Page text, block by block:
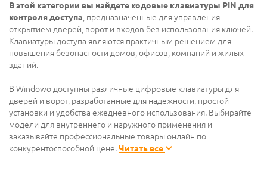
В этой категории вы найдете кодовые клавиатуры PIN для
контроля доступа , предназначенные для управления
открытием дверей, ворот и входов без использования ключей.
Клавиатуры доступа являются практичным решением для
повышения безопасности домов, офисов, компаний и жилых
зданий.
В Windowo доступны различные цифровые клавиатуры для
дверей и ворот, разработанные для надежности, простой
установки и удобства ежедневного использования. Выбирайте
модели для внутреннего и наружного применения и
заказывайте профессиональные товары онлайн по
конкурентоспособной цене.Читать все